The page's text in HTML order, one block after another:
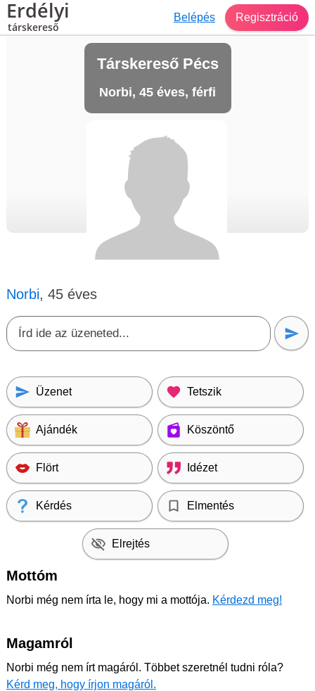
Erdélyi
társkereső
Belépés Regisztráció
Társkereső Pécs
Norbi, 45 éves, férfi
Norbi, 45 éves
Üzenet Tetszik
Ajándék Köszöntő
Flört Idézet
Kérdés Elmentés
Elrejtés
Mottóm
Norbi még nem írta le, hogy mi a mottója. Kérdezd meg!
Magamról
Norbi még nem írt magáról. Többet szeretnél tudni róla?
Kérd meg, hogy írjon magáról.